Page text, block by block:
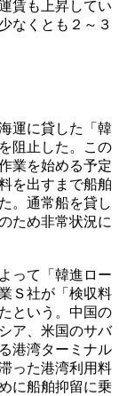
賃も上昇してい
なくとも２～３
運に貸した「韓
阻止した。この
業を始める予定
を出すまで船舶
。通常船を貸し
ため非常状況に
って「韓進ロー
Ｓ社が「検収料
という。中国の
ア、米国のサバ
港湾ターミナル
った港湾利用料
に船舶抑留に乗